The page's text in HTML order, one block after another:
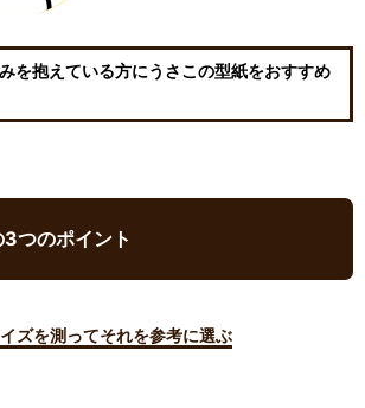
を抱えている方にうさこの型紙をおすすめ
つのポイント
ズを測ってそれを参考に選ぶ